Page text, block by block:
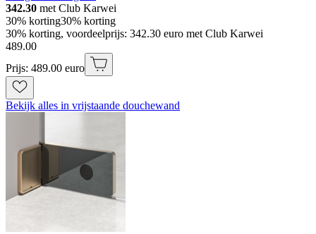
342.30 met Club Karwei
30% korting30% korting
30% korting, voordeelprijs: 342.30 euro met Club Karwei
489.00
Prijs: 489.00 euro
Bekijk alles in vrijstaande douchewand